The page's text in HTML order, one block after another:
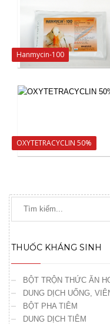
Hanmycin-100
OXYTETRACYCLIN 50%
THUỐC KHÁNG SINH
BỘT TRỘN THỨC ĂN
DUNG DỊCH UỐNG,
BỘT PHA TIÊM
DUNG DỊCH TIÊM